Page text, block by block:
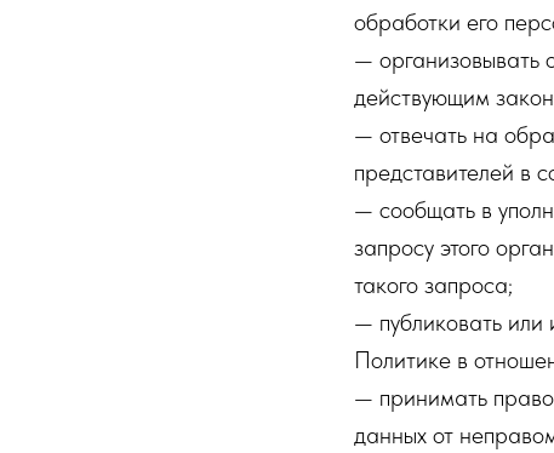
обработки его
— организовывать
действующим
— отвечать на
представителей в
— сообщать в
запросу этого
такого запроса;
— публиковать или
Политике в
— принимать
данных от